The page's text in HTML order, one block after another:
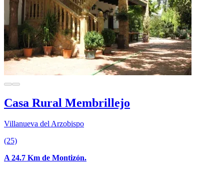
Casa Rural Membrillejo
Villanueva del Arzobispo
(25)
A 24.7 Km de Montizón.